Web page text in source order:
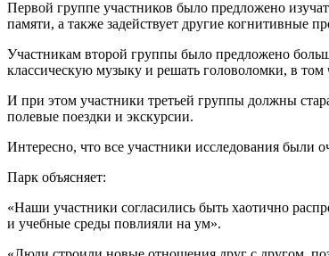
Первой группе участников было предложено
памяти, а также задействует другие когнитивные
Участникам второй группы было предложено
классическую музыку и решать головоломки, в том
И при этом участники третьей группы должны
полевые поездки и экскурсии.
Интересно, что все участники исследования были
Парк объясняет:
«Наши участники согласились быть хаотично
и учебные среды повлияли на ум».